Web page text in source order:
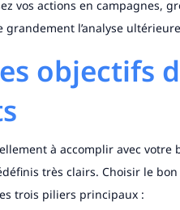
vos actions en campagnes,
l’analyse
objectifs
à accomplir avec
très clairs. Choisir le
trois piliers principaux :